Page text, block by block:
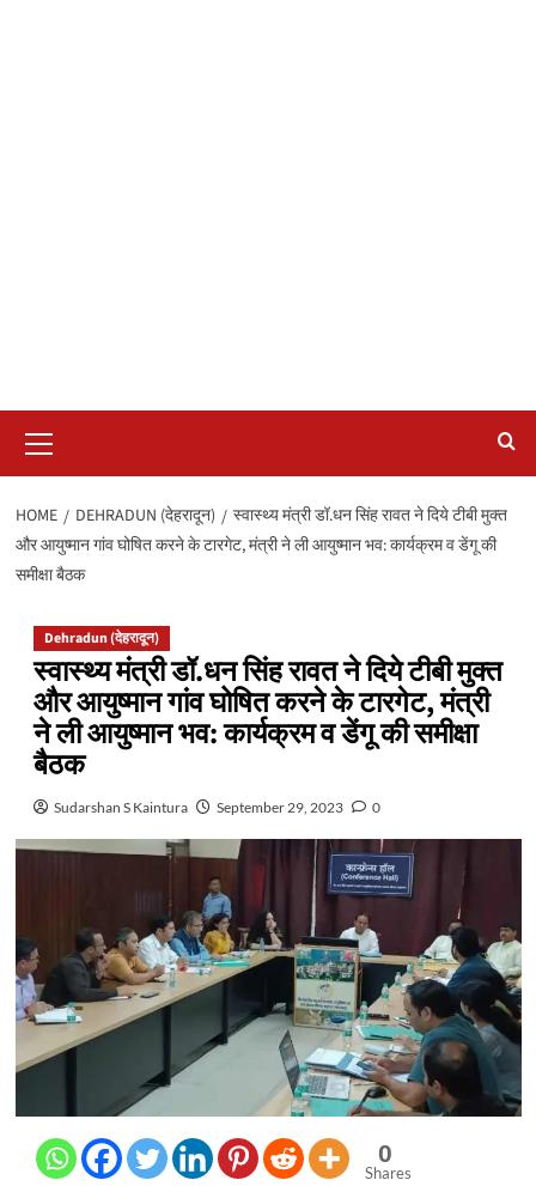
Menu
HOME DEHRADUN (देहरादून)
स्वास्थ्य मंत्री डॉ.धन सिंह रावत ने दिये टीबी मुक्त
और आयुष्मान गांव घोषित करने के टारगेट, मंत्री ने ली आयुष्मान भव: कार्यक्रम व डेंगू की
समीक्षा बैठक
Dehradun (देहरादून)
स्वास्थ्य मंत्री डॉ.धन सिंह रावत ने दिये टीबी मुक्त
और आयुष्मान गांव घोषित करने के टारगेट, मंत्री
ने ली आयुष्मान भव: कार्यक्रम व डेंगू की समीक्षा
बैठक
Sudarshan S Kaintura September 29, 2023 0
0
Shares